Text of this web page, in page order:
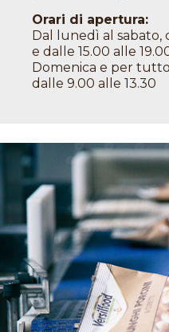
Orari di apertura:
Dal lunedì al sabato,
e dalle 15.00 alle
Domenica e per
dalle 9.00 alle 13.30